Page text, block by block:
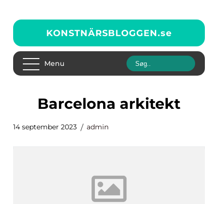
KONSTNÄRSBLOGGEN.se
Menu
barcelona arkitekt
14 september 2023 admin